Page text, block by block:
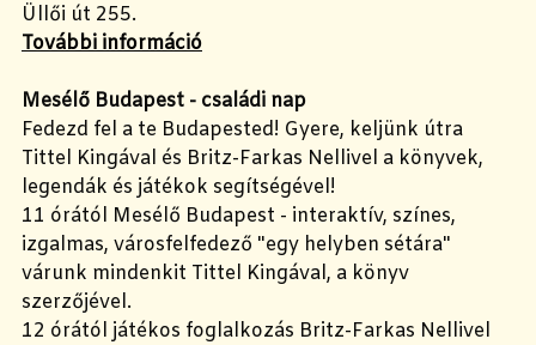
Üllői út 255.
További információ
Mesélő Budapest - családi nap
Fedezd fel a te Budapested! Gyere, keljünk útra
Tittel Kingával és Britz-Farkas Nellivel a könyvek,
legendák és játékok segítségével!
11 órától Mesélő Budapest - interaktív, színes,
izgalmas, városfelfedező "egy helyben sétára"
várunk mindenkit Tittel Kingával, a könyv
szerzőjével.
12 órától játékos foglalkozás Britz-Farkas Nellivel